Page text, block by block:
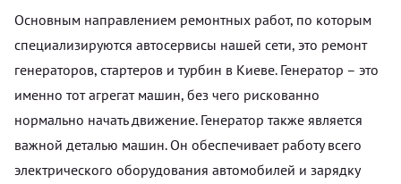
Основным направлением ремонтных работ, по которым
специализируются автосервисы нашей сети, это ремонт
генераторов, стартеров и турбин в Киеве. Генератор – это
именно тот агрегат машин, без чего рискованно
нормально начать движение. Генератор также является
важной деталью машин. Он обеспечивает работу всего
электрического оборудования автомобилей и зарядку